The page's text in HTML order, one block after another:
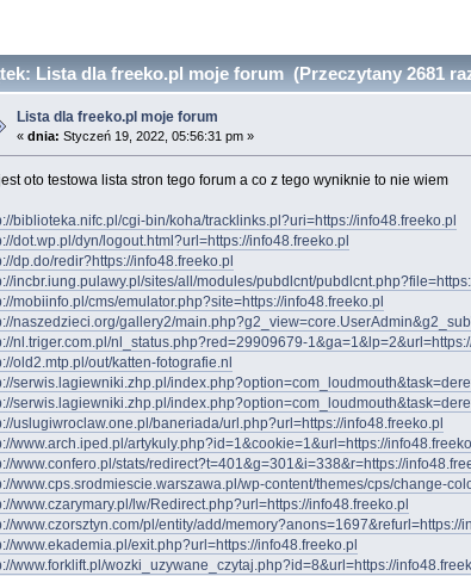
Lista dla freeko.pl moje forum (Przeczytany 2681
Lista dla freeko.pl moje forum
«dnia: Styczeń 19, 2022, 05:56:31 pm »
oto testowa lista stron tego forum a co z tego wyniknie to nie wiem
biblioteka.nifc.pl/cgi-bin/koha/tracklinks.pl?uri=https://info48.freeko.pl
dot.wp.pl/dyn/logout.html?url=https://info48.freeko.pl
dp.do/redir?https://info48.freeko.pl
incbr.iung.pulawy.pl/sites/all/modules/pubdlcnt/
mobiinfo.pl/cms/emulator.php?site=https://info48.freeko.pl
naszedzieci.org/gallery2/
nl.triger.com.pl/nl_status.php?red=29909679-
old2.mtp.pl/out/katten-fotografie.nl
serwis.lagiewniki.zhp.pl/
serwis.lagiewniki.zhp.pl/
uslugiwroclaw.one.pl/baneriada/url.php?url=https://info48.freeko.pl
www.arch.iped.pl/artykuly.php?id=1&cookie=1&url=https://
www.confero.pl/stats/redirect?t=401&g=301&i=338&r=https://
www.cps.srodmiescie.warszawa.pl/wp-content/themes/cps/change-
www.czarymary.pl/lw/Redirect.php?url=https://info48.freeko.pl
www.czorsztyn.com/pl/entity/add/memory?anons=1697&refurl=https://
www.ekademia.pl/exit.php?url=https://info48.freeko.pl
www.forklift.pl/wozki_uzywane_czytaj.php?id=8&url=https://